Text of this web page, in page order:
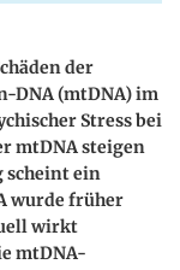
der
DNA (mtDNA) im
Stress bei
mtDNA steigen
scheint ein
wurde früher
wirkt
mtDNA-